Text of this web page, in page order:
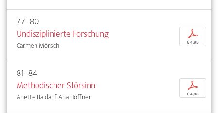
77–80
Undisziplinierte Forschung
Carmen Mörsch
p
€ 4,95
81–84
Methodischer Störsinn
Anette Baldauf, Ana Hoffner
p
€ 4,95